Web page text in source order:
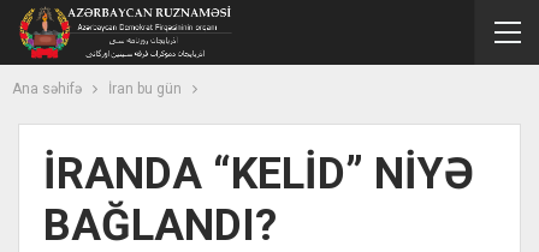
Ana səhifə İran bu gün
İRANDA “KELİD” NİYƏ
BAĞLANDI?